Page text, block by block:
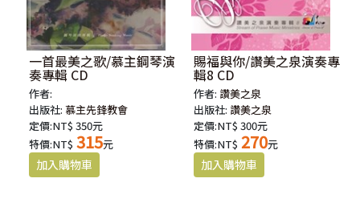
一首最美之歌/慕主鋼琴演
奏專輯 CD
作者:
出版社:慕主先鋒教會
定價:NT$ 350元
特價:NT$ 315元
賜福與你/讚美之泉演奏專
輯8 CD
作者: 讚美之泉
出版社: 讚美之泉
定價:NT$ 300元
特價:NT$ 270元